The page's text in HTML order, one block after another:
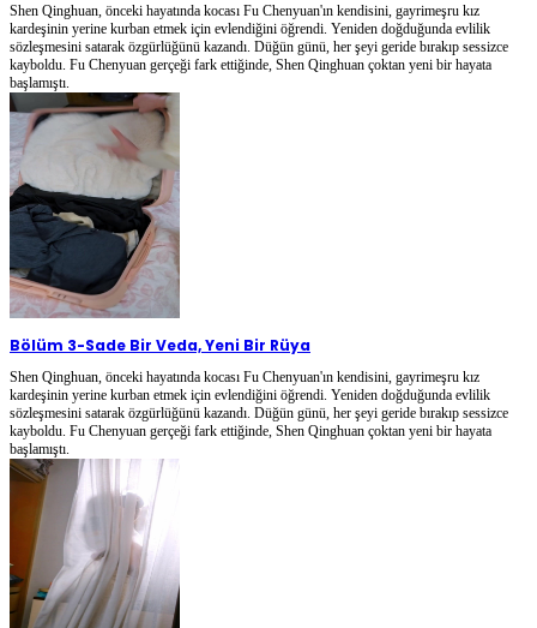
Shen Qinghuan, önceki hayatında kocası Fu Chenyuan'ın kendisini, gayrimeşru kız
kardeşinin yerine kurban etmek için evlendiğini öğrendi. Yeniden doğduğunda evlilik
sözleşmesini satarak özgürlüğünü kazandı. Düğün günü, her şeyi geride bırakıp sessizce
kayboldu. Fu Chenyuan gerçeği fark ettiğinde, Shen Qinghuan çoktan yeni bir hayata
başlamıştı.
Bölüm 3-Sade Bir Veda, Yeni Bir Rüya
Shen Qinghuan, önceki hayatında kocası Fu Chenyuan'ın kendisini, gayrimeşru kız
kardeşinin yerine kurban etmek için evlendiğini öğrendi. Yeniden doğduğunda evlilik
sözleşmesini satarak özgürlüğünü kazandı. Düğün günü, her şeyi geride bırakıp sessizce
kayboldu. Fu Chenyuan gerçeği fark ettiğinde, Shen Qinghuan çoktan yeni bir hayata
başlamıştı.